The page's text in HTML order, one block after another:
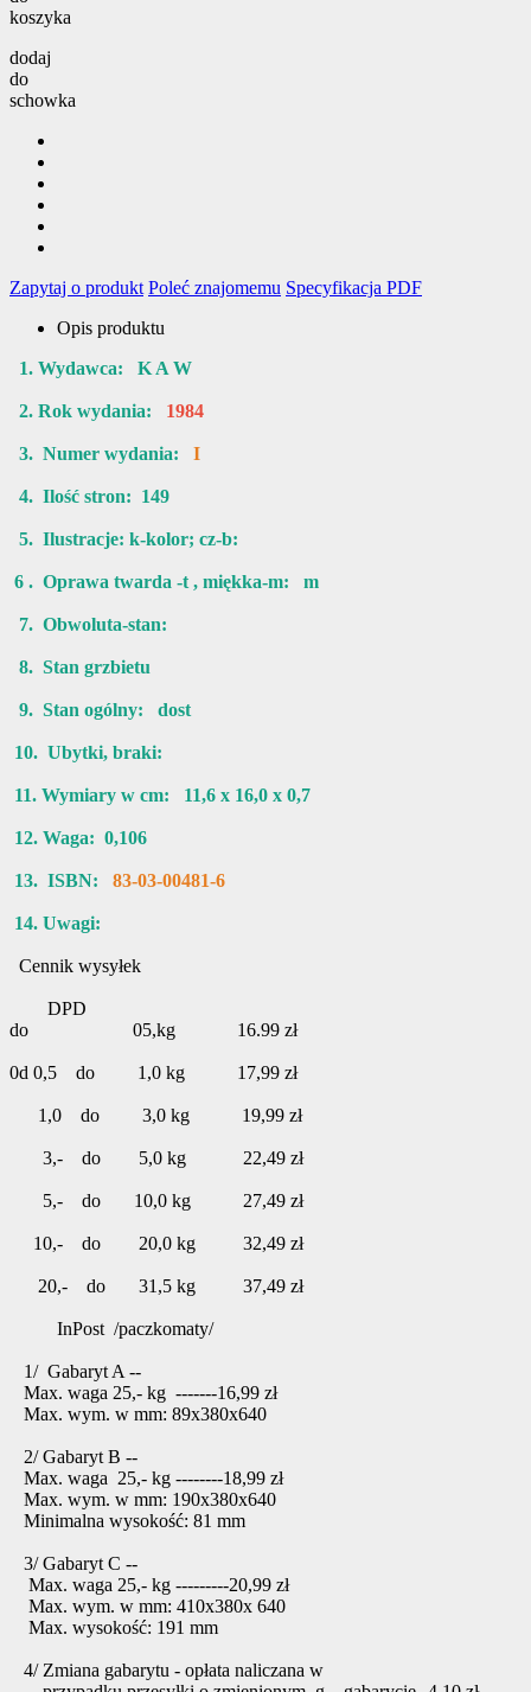
koszyka
dodaj
do
schowka
Zapytaj o produkt Poleć znajomemu Specyfikacja PDF
Opis produktu
1. Wydawca: K A W
2. Rok wydania: 1984
3. Numer wydania: I
4. Ilość stron: 149
5. Ilustracje: k-kolor; cz-b:
6 . Oprawa twarda -t , miękka-m: m
7. Obwoluta-stan:
8. Stan grzbietu
9. Stan ogólny: dost
10. Ubytki, braki:
11. Wymiary w cm: 11,6 x 16,0 x 0,7
12. Waga: 0,106
13. ISBN: 83-03-00481-6
14. Uwagi:
Cennik wysyłek
DPD
do 05,kg 16.99 zł
0d 0,5 do 1,0 kg 17,99 zł
1,0 do 3,0 kg 19,99 zł
3,- do 5,0 kg 22,49 zł
5,- do 10,0 kg 27,49 zł
10,- do 20,0 kg 32,49 zł
20,- do 31,5 kg 37,49 zł
InPost /paczkomaty/
1/ Gabaryt A --
Max. waga 25,- kg -------16,99 zł
Max. wym. w mm: 89x380x640
2/ Gabaryt B --
Max. waga 25,- kg --------18,99 zł
Max. wym. w mm: 190x380x640
Minimalna wysokość: 81 mm
3/ Gabaryt C --
Max. waga 25,- kg ---------20,99 zł
Max. wym. w mm: 410x380x 640
Max. wysokość: 191 mm
4/ Zmiana gabarytu - opłata naliczana w